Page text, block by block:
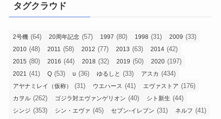
タグクラウド
2号機 (64) 20周年記念 (57) 1997 (80) 1998 (31) 2009 (33)
2010 (48) 2011 (58) 2012 (77) 2013 (63) 2014 (42)
2015 (80) 2016 (44) 2018 (32) 2019 (50) 2020 (197)
2021 (41) Q (53) u (36) ゆるしと (33) アスカ (434)
アヤナミレイ（仮称） (31) ウエハース (41) エヴァストア (176)
カヲル (262) ゴジラ対エヴァンゲリオン (40) シト新生 (44)
シンジ (353) シン・エヴァ (45) セブン-イレブン (31) ネルフ (41)